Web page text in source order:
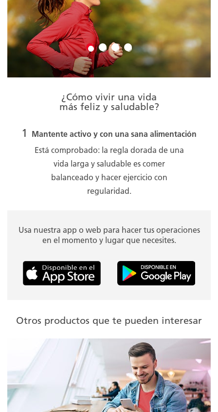
¿Cómo vivir una vida
más feliz y saludable?
1
Mantente activo y con una sana alimentación
Está comprobado: la regla dorada de una
vida larga y saludable es comer
balanceado y hacer ejercicio con
regularidad.
Usa nuestra app o web para hacer tus operaciones
en el momento y lugar que necesites.
Otros productos que te pueden interesar